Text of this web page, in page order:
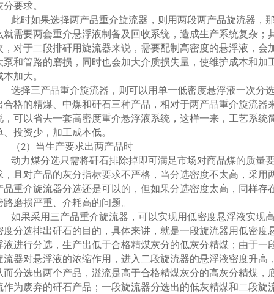
分要求。
此时如果选择两产品重介旋流器，则用两段两产品旋流器，
就需要两套重介悬浮液制备及回收系统，造成生产系统复杂；
，对于二段排矸用旋流器来说，需要配制高密度的悬浮液，会
泵和管路的磨损，同时也会加大介质损失量，使维护成本和加
本加大。
选择三产品重介旋流器，则可以用单一低密度悬浮液一次分
合格的精煤、中煤和矸石三种产品，相对于两产品重介旋流器
，可以省去一套高密度重介悬浮液系统，这样一来，工艺系统
、投资少，加工成本低。
（2）当生产要求出两产品时
动力煤分选只需将矸石排除掉即可满足市场对商品煤的质量
，且对产品的灰分指标要求不严格，当分选密度不太高，采用
品重介旋流器分选还是可以的，但如果分选密度太高，同样存
路磨损严重、介耗高的问题。
如果采用三产品重介旋流器，可以实现用低密度悬浮液实现
度分选排出矸石的目的，具体来讲，就是一段旋流器用低密度
液进行分选，生产出低于合格精煤灰分的低灰分精煤；由于一
流器对悬浮液的浓缩作用，进入二段旋流器的悬浮液密度升高
而分选出两个产品，溢流是高于合格精煤灰分的高灰分精煤，
作为废弃的矸石产品；一段旋流器分选出的低灰精煤和二段旋